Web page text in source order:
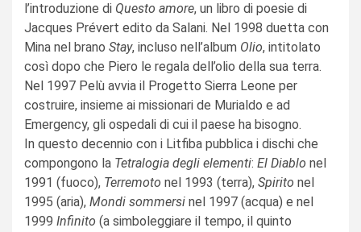
l’introduzione di Questo amore, un libro di poesie di
Jacques Prévert edito da Salani. Nel 1998 duetta con
Mina nel brano Stay, incluso nell’album Olio, intitolato
così dopo che Piero le regala dell’olio della sua terra.
Nel 1997 Pelù avvia il Progetto Sierra Leone per
costruire, insieme ai missionari de Murialdo e ad
Emergency, gli ospedali di cui il paese ha bisogno.
In questo decennio con i Litfiba pubblica i dischi che
compongono la Tetralogia degli elementi: El Diablo nel
1991 (fuoco), Terremoto nel 1993 (terra), Spirito nel
1995 (aria), Mondi sommersi nel 1997 (acqua) e nel
1999 Infinito (a simboleggiare il tempo, il quinto